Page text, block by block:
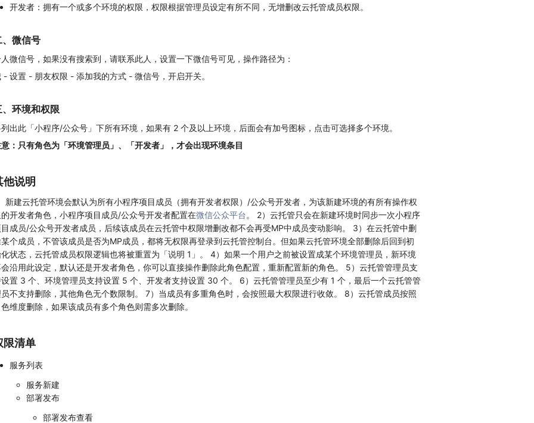
开发者：拥有一个或多个环境的权限，权限根据管理员设定有所不同，无增删改云托管成员权限。
、微信号
微信号，如果没有搜索到，请联系此人，设置一下微信号可见，操作路径为：
- 设置 - 朋友权限 - 添加我的方式 - 微信号，开启开关。
、环境和权限
出此「小程序/公众号」下所有环境，如果有 2 个及以上环境，后面会有加号图标，点击可选择多个环境。
：只有角色为「环境管理员」、「开发者」，才会出现环境条目
他说明
新建云托管环境会默认为所有小程序项目成员（拥有开发者权限）/公众号开发者，为该新建环境的有所有操作权
开发者角色，小程序项目成员/公众号开发者配置在微信公众平台。 2）云托管只会在新建环境时同步一次小程序
成员/公众号开发者成员，后续该成员在云托管中权限增删改都不会再受MP中成员变动影响。 3）在云托管中删
个成员，不管该成员是否为MP成员，都将无权限再登录到云托管控制台。但如果云托管环境全部删除后回到初
状态，云托管成员权限逻辑也将被重置为「说明 1」。 4）如果一个用户之前被设置成某个环境管理员，新环境
沿用此设定，默认还是开发者角色，你可以直接操作删除此角色配置，重新配置新的角色。 5）云托管管理员支
置 3 个、环境管理员支持设置 5 个、开发者支持设置 30 个。 6）云托管管理员至少有 1 个，最后一个云托管管
不支持删除，其他角色无个数限制。 7）当成员有多重角色时，会按照最大权限进行收敛。 8）云托管成员按照
维度删除，如果该成员有多个角色则需多次删除。
限清单
服务列表
服务新建
部署发布
部署发布查看